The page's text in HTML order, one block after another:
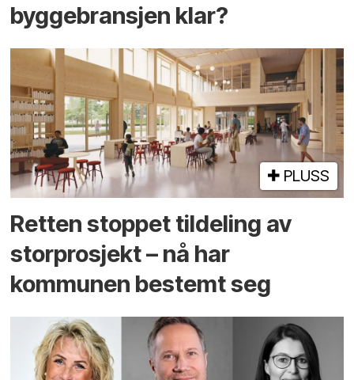
byggebransjen klar?
PLUSS
Retten stoppet tildeling av
storprosjekt – nå har
kommunen bestemt seg